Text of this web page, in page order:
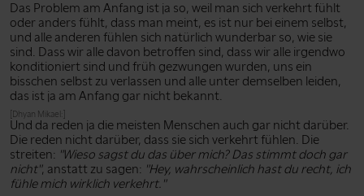
Das Problem am Anfang ist ja so, weil man sich verkehrt fühlt
oder anders fühlt, dass man meint, es ist nur bei einem selbst,
und alle anderen fühlen sich natürlich wunderbar so, wie sie
sind. Dass wir alle davon betroffen sind, dass wir alle irgendwo
konditioniert sind und früh gezwungen wurden, uns ein
bisschen selbst zu verlassen und alle unter demselben leiden,
das ist ja am Anfang gar nicht bekannt.
[Dhyan Mikael:]
Und da reden ja die meisten Menschen auch gar nicht darüber.
Die reden nicht darüber, dass sie sich verkehrt fühlen. Die
streiten: "Wieso sagst du das über mich? Das stimmt doch gar
nicht", anstatt zu sagen: "Hey, wahrscheinlich hast du recht, ich
fühle mich wirklich verkehrt."